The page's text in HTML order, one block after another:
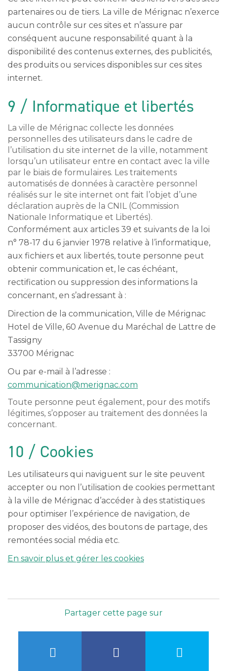
partenaires ou de tiers. La ville de Mérignac n’exerce
aucun contrôle sur ces sites et n’assure par
conséquent aucune responsabilité quant à la
disponibilité des contenus externes, des publicités,
des produits ou services disponibles sur ces sites
internet.
9 / Informatique et libertés
La ville de Mérignac collecte les données
personnelles des utilisateurs dans le cadre de
l’utilisation du site internet de la ville, notamment
lorsqu’un utilisateur entre en contact avec la ville
par le biais de formulaires. Les traitements
automatisés de données à caractère personnel
réalisés sur le site internet ont fait l’objet d’une
déclaration auprès de la CNIL (Commission
Nationale Informatique et Libertés).
Conformément aux articles 39 et suivants de la loi
n° 78-17 du 6 janvier 1978 relative à l’informatique,
aux fichiers et aux libertés, toute personne peut
obtenir communication et, le cas échéant,
rectification ou suppression des informations la
concernant, en s’adressant à :
Direction de la communication, Ville de Mérignac
Hotel de Ville, 60 Avenue du Maréchal de Lattre de
Tassigny
33700 Mérignac
Ou par e-mail à l’adresse :
communication@merignac.com
Toute personne peut également, pour des motifs
légitimes, s’opposer au traitement des données la
concernant.
10 / Cookies
Les utilisateurs qui naviguent sur le site peuvent
accepter ou non l’utilisation de cookies permettant
à la ville de Mérignac d’accéder à des statistiques
pour optimiser l’expérience de navigation, de
proposer des vidéos, des boutons de partage, des
remontées social média etc.
En savoir plus et gérer les cookies
Partager cette page sur